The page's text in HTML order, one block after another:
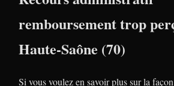
remboursement trop
Haute-Saône (70)
Si vous voulez en savoir plus sur la